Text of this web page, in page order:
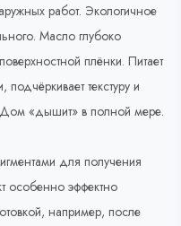
работ. Экологичное
Масло глубоко
плёнки. Питает
текстуру и
Дом «дышит» в полной мере.
для получения
особенно эффектно
например, после